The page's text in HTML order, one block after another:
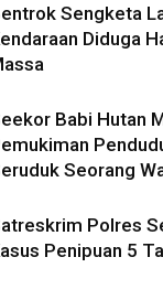
Sengketa
Diduga
Babi Hutan
Seorang
Polres
Penipuan 5